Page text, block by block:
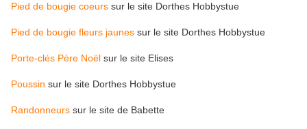
Pied de bougie coeurs sur le site Dorthes Hobbystue
Pied de bougie fleurs jaunes sur le site Dorthes Hobbystue
Porte-clés Père Noël sur le site Elises
Poussin sur le site Dorthes Hobbystue
Randonneurs sur le site de Babette